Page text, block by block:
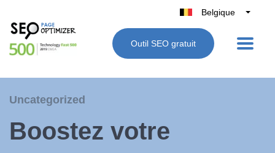
Belgique
België
Nederland
Outil SEO gratuit
Uncategorized
Boostez votre